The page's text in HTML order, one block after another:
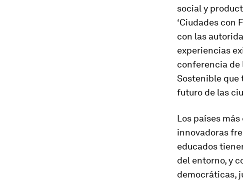
social y
‘Ciudades con
con las
experiencias
conferencia de
Sostenible que
futuro de las
Los países
innovadoras
educados
del entorno, y
democráticas,